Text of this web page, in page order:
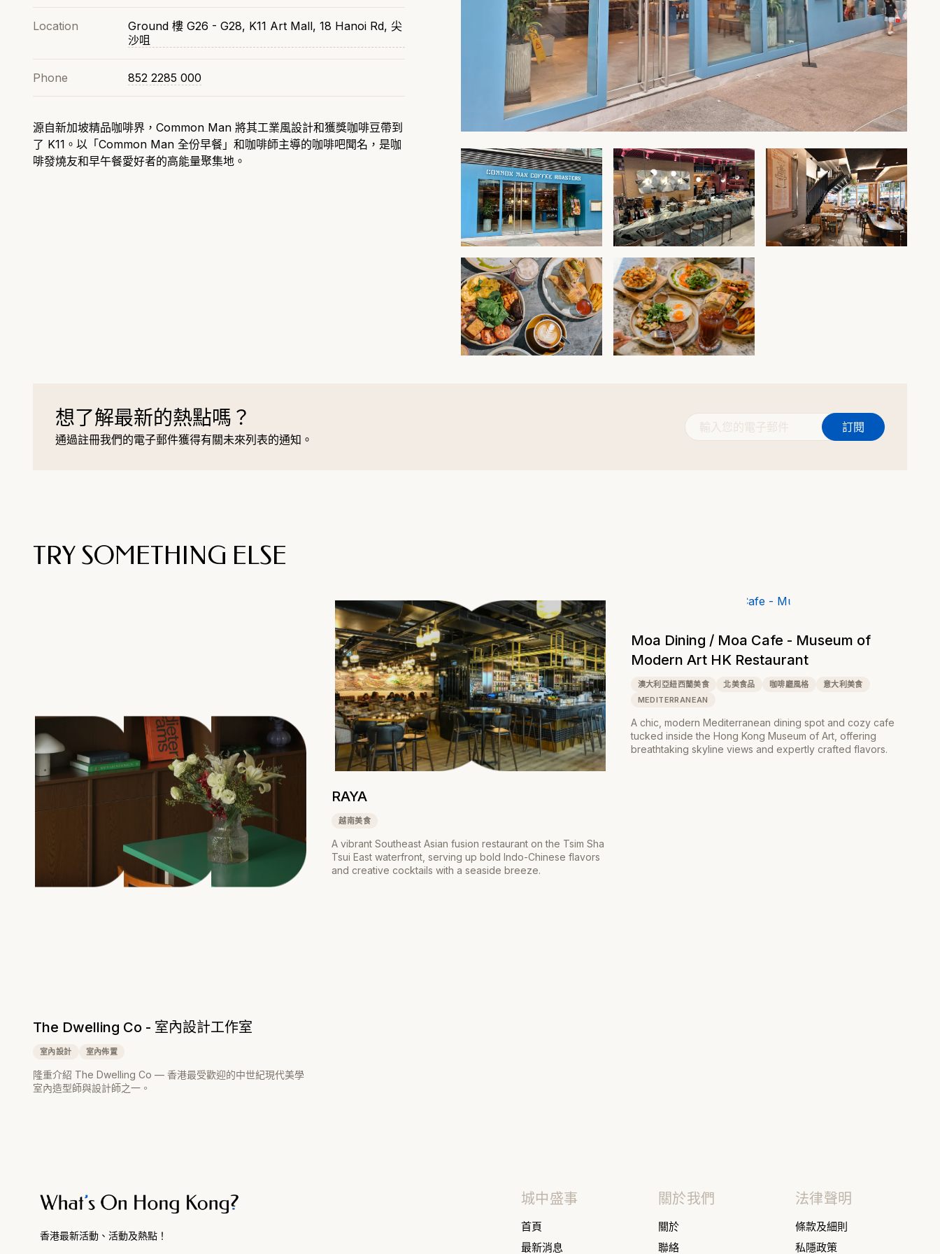
Location
Ground 樓 G26 - G28, K11 Art Mall, 18 Hanoi Rd, 尖
沙咀
Phone 852 2285 000
源自新加坡精品咖啡界，Common Man 將其工業風設計和獲獎咖啡豆帶到
了 K11。以「Common Man 全份早餐」和咖啡師主導的咖啡吧聞名，是咖
啡發燒友和早午餐愛好者的高能量聚集地。
想了解最新的熱點嗎？
通過註冊我們的電子郵件獲得有關未來列表的通知。
TRY SOMETHING ELSE
The Dwelling Co - 室內設計工作室
室內設計 室內佈置
隆重介紹 The Dwelling Co — 香港最受歡迎的中世紀現代美學
室內造型師與設計師之一。
RAYA
越南美食
A vibrant Southeast Asian fusion restaurant on the Tsim Sha
Tsui East waterfront, serving up bold Indo-Chinese flavors
and creative cocktails with a seaside breeze.
Moa Dining / Moa Cafe - Museum of
Modern Art HK Restaurant
澳大利亞紐西蘭美食 北美食品 咖啡廳風格
意大利美食
MEDITERRANEAN
A chic, modern Mediterranean dining spot and cozy cafe
tucked inside the Hong Kong Museum of Art, offering
breathtaking skyline views and expertly crafted flavors.
香港最新活動、活動及熱點！
城中盛事
首頁
最新消息
關於我們
關於
聯絡
法律聲明
條款及細則
私隱政策